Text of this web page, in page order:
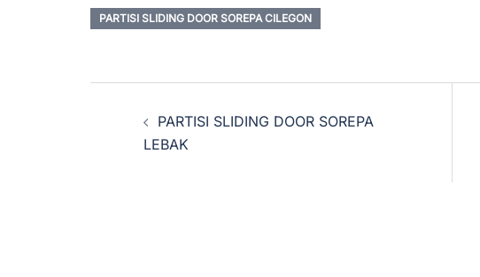
PARTISI SLIDING DOOR SOREPA CILEGON
Navigasi
Tulisan
PARTISI SLIDING DOOR SOREPA
LEBAK